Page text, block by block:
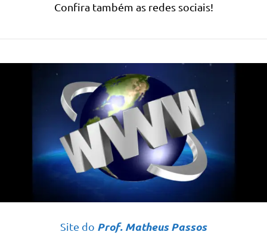
Confira também as redes sociais!
Site do Prof. Matheus Passos